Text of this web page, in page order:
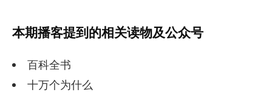
本期播客提到的相关读物及公众号
百科全书
十万个为什么